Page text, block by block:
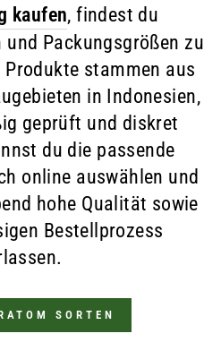
kaufen, findest du
und Packungsgrößen zu
stammen aus
in Indonesien,
geprüft und diskret
du die passende
online auswählen und
hohe Qualität sowie
Bestellprozess
SORTEN